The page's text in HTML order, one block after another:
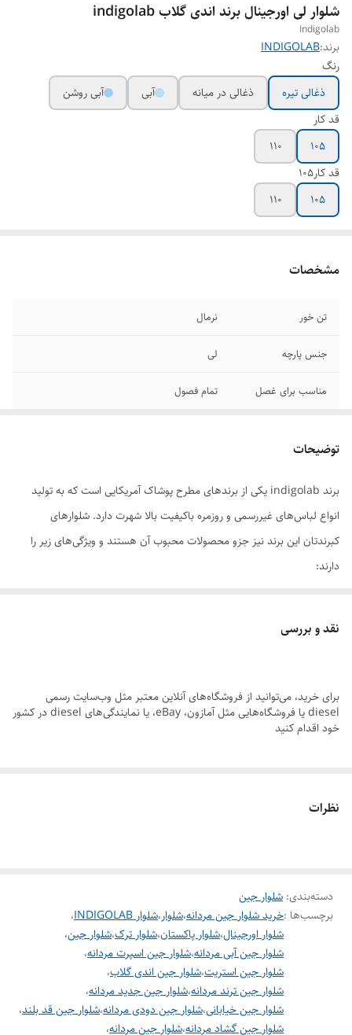
شلوار لی اورجینال برند اندی گلاب indigolab
Indigolab
برند:INDIGOLAB
رنگ
ذغالی تیره
ذغالی در میانه آبی
آبی روشن
قد کار
105
110
قد کار105
105
110
مشخصات
تن خور نرمال
جنس پارچه لی
مناسب برای غصل تمام فصول
بهترین حالت برای
شستشوی
اب سرد
توضیحات
برند indigolab یکی از برندهای مطرح پوشاک آمریکایی است که به تولید
انواع لباس‌های غیررسمی و روزمره باکیفیت بالا شهرت دارد. شلوارهای
کبرندتان این برند نیز جزو محصولات محبوب آن هستند و ویژگی‌های زیر را
دارند:
1. کیفیت پارچه: استفاده از پارچه‌های کتان نرم و بادوام که راحتی و سبکی را
2. تنوع رنگ و مدل: شلوارهای کتان indigolab در
مختلف (ساده، چسبان، یا آزاد) عرضه می‌شوند.
نقد و بررسی
برای خرید، می‌توانید از فروشگاه‌های آنلاین معتبر مثل وب‌سایت رسمی
diesel یا فروشگاه‌هایی مثل آمازون، eBay، یا نمایندگی‌های diesel در کشور
خود اقدام کنید
نظرات
دسته‌بندی: شلوار جین
برچسب‌ها :خرید شلوار جین مردانه،شلوار،شلوار INDIGOLAB
،
شلوار اورجینال،شلوار پاکستان،شلوار ترک،شلوار جین،
شلوار جین آبی مردانه،شلوار جین اسپرت مردانه،
شلوار جین استریت،شلوار جین اندی گلاب،
شلوار جین ترند مردانه،شلوار جین جدید مردانه،
شلوار جین خیابانی،شلوار جین دودی مردانه،شلوار جین قد بلند،
شلوار جین گشاد مردانه،شلوار جین مردانه،